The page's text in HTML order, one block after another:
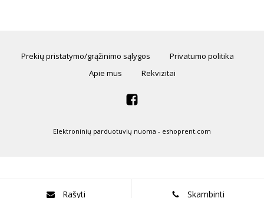
Prekių pristatymo/grąžinimo sąlygos
Privatumo politika
Apie mus
Rekvizitai
Elektroninių parduotuvių nuoma - eshoprent.com
Rašyti Skambinti